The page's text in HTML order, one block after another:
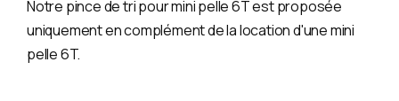
Notre pince de tri pour mini pelle 6T est proposée
uniquement en complément de la location d'une mini
pelle 6T.